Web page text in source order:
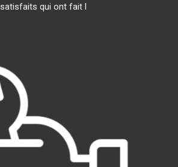
satisfaits qui ont fait l